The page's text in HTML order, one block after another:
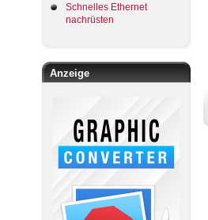
Schnelles Ethernet
nachrüsten
Anzeige